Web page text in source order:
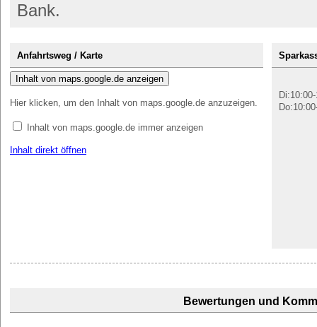
Bank.
Anfahrtsweg / Karte
Inhalt von maps.google.de anzeigen
Hier klicken, um den Inhalt von maps.google.de anzuzeigen.
Inhalt von maps.google.de immer anzeigen
Inhalt direkt öffnen
Bewertungen und